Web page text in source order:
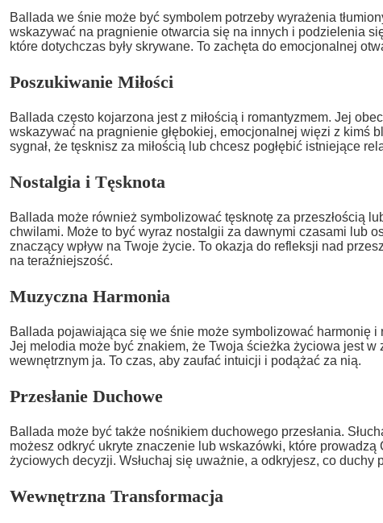
Ballada we śnie może być symbolem potrzeby wyrażenia
wskazywać na pragnienie otwarcia się na innych i podzielenia
które dotychczas były skrywane. To zachęta do emocjonalnej
Poszukiwanie Miłości
Ballada często kojarzona jest z miłością i romantyzmem. Jej
wskazywać na pragnienie głębokiej, emocjonalnej więzi z kimś
sygnał, że tęsknisz za miłością lub chcesz pogłębić istniejące
Nostalgia i Tęsknota
Ballada może również symbolizować tęsknotę za przeszłością
chwilami. Może to być wyraz nostalgii za dawnymi czasami lub
znaczący wpływ na Twoje życie. To okazja do refleksji nad
na teraźniejszość.
Muzyczna Harmonia
Ballada pojawiająca się we śnie może symbolizować harmonię i
Jej melodia może być znakiem, że Twoja ścieżka życiowa jest w
wewnętrznym ja. To czas, aby zaufać intuicji i podążać za nią.
Przesłanie Duchowe
Ballada może być także nośnikiem duchowego przesłania.
możesz odkryć ukryte znaczenie lub wskazówki, które prowadzą
życiowych decyzji. Wsłuchaj się uważnie, a odkryjesz, co duchy
Wewnętrzna Transformacja